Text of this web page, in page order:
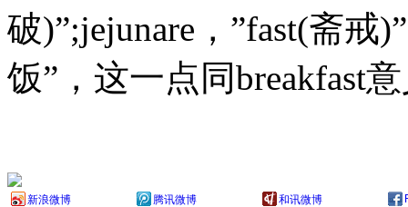
破)”;jejunare，”fast(斋戒
饭”，这一点同breakfast
新浪微博 腾讯微博 和讯微博